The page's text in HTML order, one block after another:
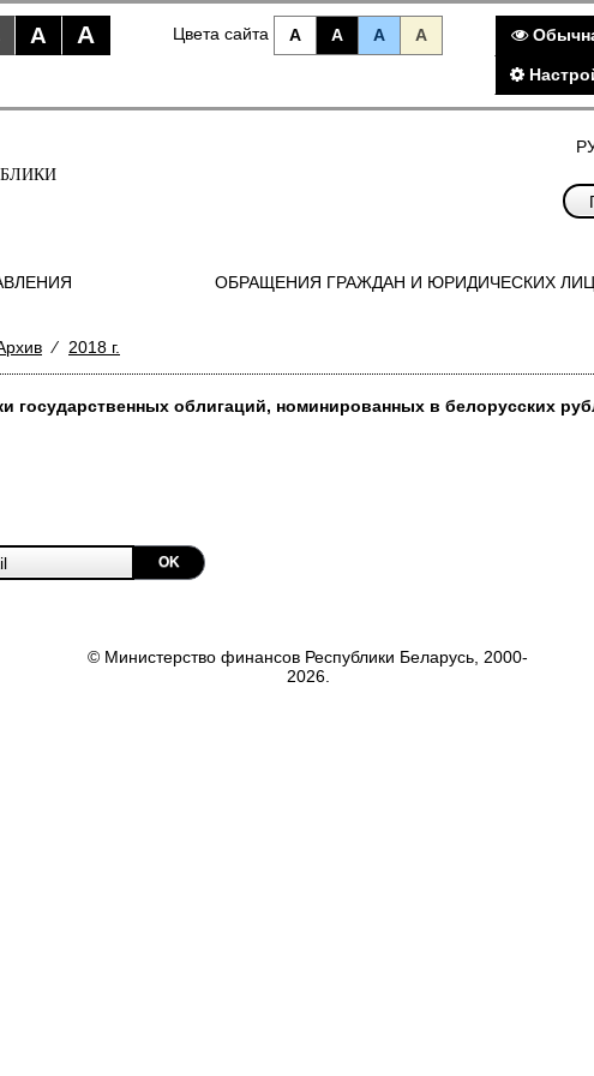
A A Цвета сайта A A A A
ОБРАЩЕНИЯ ГРАЖДАН И ЮРИДИЧЕСКИХ ЛИЦ
⁄ 2018 г.
государственных облигаций, номинированных в белорусских
OK
© Министерство финансов Республики Беларусь, 2000-
2026.